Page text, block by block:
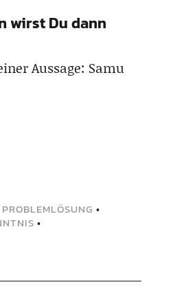
wirst Du dann
Aussage: Samu
PROBLEMLÖSUNG •
•